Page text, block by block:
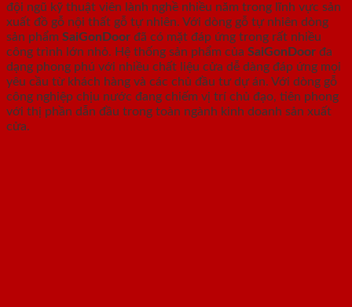
đội ngũ kỹ thuật viên lành nghề nhiều năm trong lĩnh vực sản
xuất đồ gỗ nội thất gỗ tự nhiên. Với dòng gỗ tự nhiên dòng
sản phẩm SaiGonDoor đã có mặt đáp ứng trong rất nhiều
công trình lớn nhỏ. Hệ thống sản phẩm của SaiGonDoor đa
dạng phong phú với nhiều chất liệu cửa dễ dàng đáp ứng mọi
yêu cầu từ khách hàng và các chủ đầu tư dự án. Với dòng gỗ
công nghiệp chịu nước đang chiếm vị trí chủ đạo, tiên phong
với thị phần dẫn đầu trong toàn ngành kinh doanh sản xuất
cửa.